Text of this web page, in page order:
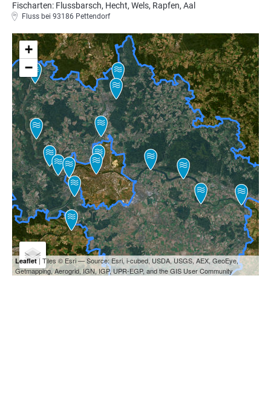
Fischarten: Flussbarsch, Hecht, Wels, Rapfen, Aal
Fluss bei 93186 Pettendorf
+
−
Leaflet| Tiles © Esri — Source: Esri, i-cubed, USDA, USGS, AEX, GeoEye,
Getmapping, Aerogrid, IGN, IGP, UPR-EGP, and the GIS User Community